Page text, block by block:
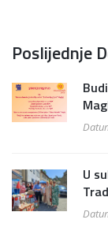
Poslijednje
U